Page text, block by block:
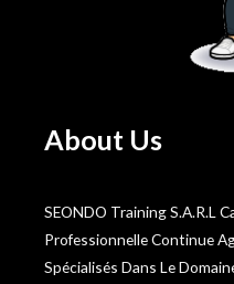
About Us
SEONDO Training S.A.R.L
Professionnelle Continue
Spécialisés Dans Le